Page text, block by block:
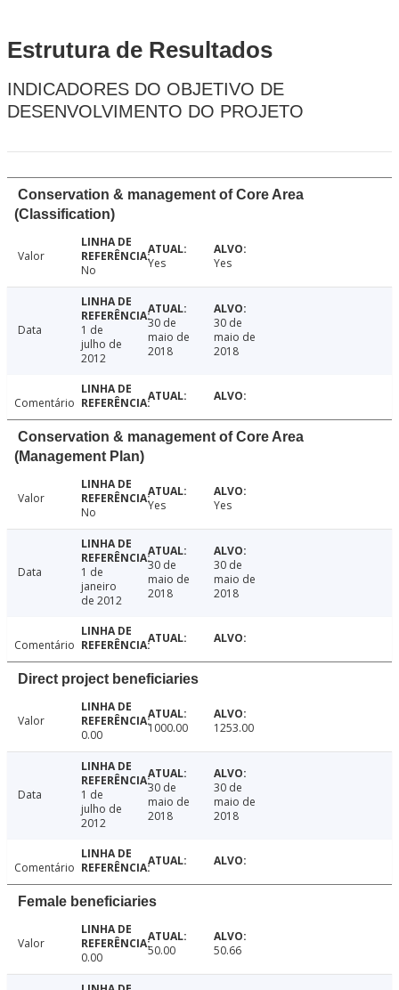
Estrutura de Resultados
INDICADORES DO OBJETIVO DE
DESENVOLVIMENTO DO PROJETO
Conservation & management of Core Area
(Classification)
Valor
No
Yes Yes
Data
1 de
julho de
2012
30 de
maio de
2018
30 de
maio de
2018
Comentário
Conservation & management of Core Area
(Management Plan)
Valor
No
Yes Yes
Data
1 de
janeiro
de 2012
30 de
maio de
2018
30 de
maio de
2018
Comentário
Direct project beneficiaries
Valor
0.00
1000.00 1253.00
Data
1 de
julho de
2012
30 de
maio de
2018
30 de
maio de
2018
Comentário
Female beneficiaries
Valor
0.00
50.00 50.66